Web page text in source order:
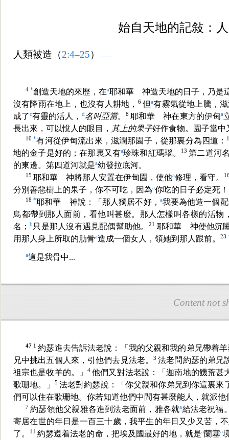
始自天地的記敍：
人類被造（2:4–25） ……
4 *創造天地的來歷，在a耶和華 神造天地的日子，乃是
沒有降雨在地上，也沒有人耕地，
6 但a有霧氣從地上騰，
成了c有靈的活人， d名叫亞當。8耶和華 神在東方的伊甸a
長出來，可以悅人的眼目， 其上的果子好作食物。園子當中
10*有河從伊甸流出來，滋潤那園子，從那裏分為四道：
地的金子是好的；在那裏又有a珍珠和紅瑪瑙。 13第二道河
的東邊。第四道河就是a幼發拉底河。
15 耶和華 神將那人安置在伊甸園，使他a修理，看守。
分別善惡樹上的果子，你不可吃，因為a你吃的日子必定死
18*耶和華 神說：「那人獨居不好， a我要為他造一個
鳥都帶到那人面前，看他叫甚麼。那人怎樣叫各樣的活物
名；b 只是那人沒有遇見配偶幫助他。21 耶和華 神使他沉
用那人身上所取的肋骨a造成一個女人，領她到那人跟前。 23
a這是我骨中...
Content not
47 1約瑟進去告訴法老說：「我的父親和我的弟兄帶着
兄中挑出五個人來，引他們去見法老。3法老問約瑟的弟兄
祖宗也是牧羊的。」4 他們又對法老說：「迦南地的饑荒甚
歌珊地。」
5 法老對約瑟說：「你父親和你弟 兄到你這裏來
們可以住在歌珊地。你若知道他們中間有甚麼能人，就派他
7約瑟領他父親雅各進到法老面前，雅各就a給法老祝福
寄居在世的年日是一百三十歲，我平生的年日又少又苦，
了。
11約瑟遵着法老的命，把埃及國最好的地，就是a蘭塞a